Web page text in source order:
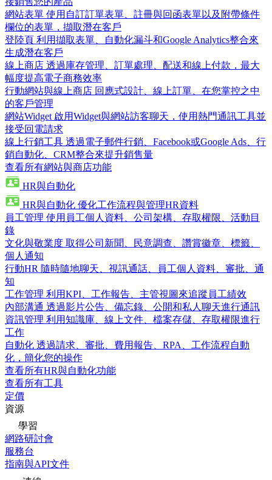
網站表單 使用自訂訂單表單、註冊與回函表單以及附帶條件
欄位的表單，擷取潛在客戶
登陸頁 利用擷取表單、自動化漏斗和Google Analytics整合來
生成潛在客戶
線上商店 透過庫存管理、訂單處理、配送和線上付款，最大
幅度提高電子商務效率
行動網站與線上商店 回應式設計、線上訂單、在您掌控之中
的客戶管理
網站Widget 啟用Widget與網站訪客聊天，使用熱門通訊工具並
接受回電請求
線上行銷工具 透過電子郵件行銷、Facebook或Google Ads、行
銷自動化、CRM整合來提升銷售量
查看所有網站與商店功能
HR與自動化
HR與自動化 優化工作流程與管理HR資料
員工管理 使用員工個人資料、公司架構、存取權限、活動目
錄
文化與敬業度 取得公司新聞、民意調查、讚賞徽章、標籤、
個人通知
行動HR 隨時隨地聊天、視訊通話、員工個人資料、審批、通
知
工作管理 利用KPI、工作報告、主管視圖來追蹤員工績效
內部溝通 透過影片公告、備忘錄、公開和私人聊天進行通訊
資訊管理 利用知識庫、線上文件、檔案存儲、存取權限進行
工作
自動化 透過請求、審批、費用報告、RPA、工作流程自動
化，簡化您的操作
查看所有HR與自動化功能
查看所有工具
定價
資源
學習
網路研討會
服務台
指南與API文件